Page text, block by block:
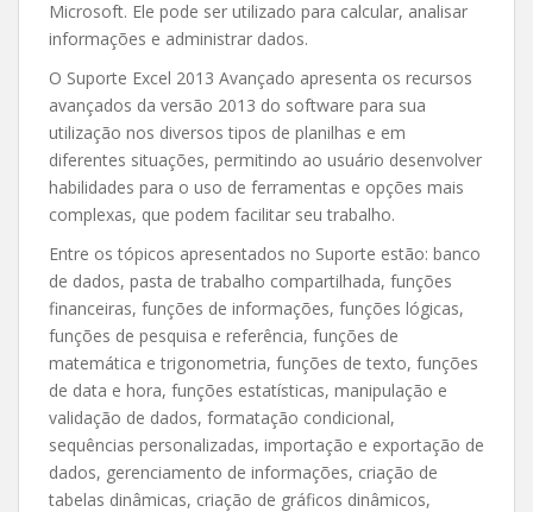
Microsoft. Ele pode ser utilizado para calcular, analisar
informações e administrar dados.
O Suporte Excel 2013 Avançado apresenta os recursos
avançados da versão 2013 do software para sua
utilização nos diversos tipos de planilhas e em
diferentes situações, permitindo ao usuário desenvolver
habilidades para o uso de ferramentas e opções mais
complexas, que podem facilitar seu trabalho.
Entre os tópicos apresentados no Suporte estão: banco
de dados, pasta de trabalho compartilhada, funções
financeiras, funções de informações, funções lógicas,
funções de pesquisa e referência, funções de
matemática e trigonometria, funções de texto, funções
de data e hora, funções estatísticas, manipulação e
validação de dados, formatação condicional,
sequências personalizadas, importação e exportação de
dados, gerenciamento de informações, criação de
tabelas dinâmicas, criação de gráficos dinâmicos,